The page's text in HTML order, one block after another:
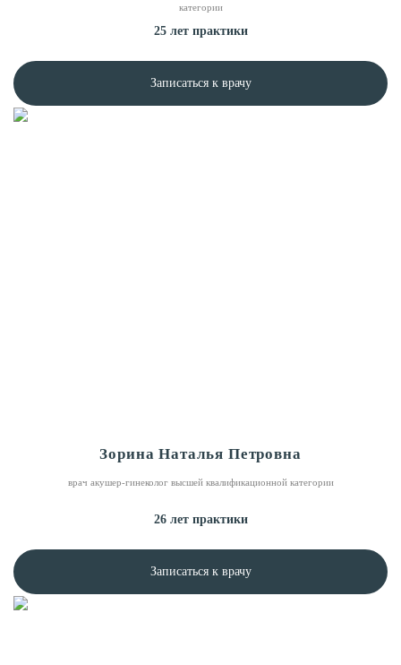
категории
25 лет практики
Записаться к врачу
Зорина Наталья Петровна
врач акушер-гинеколог высшей квалификационной категории
26 лет практики
Записаться к врачу